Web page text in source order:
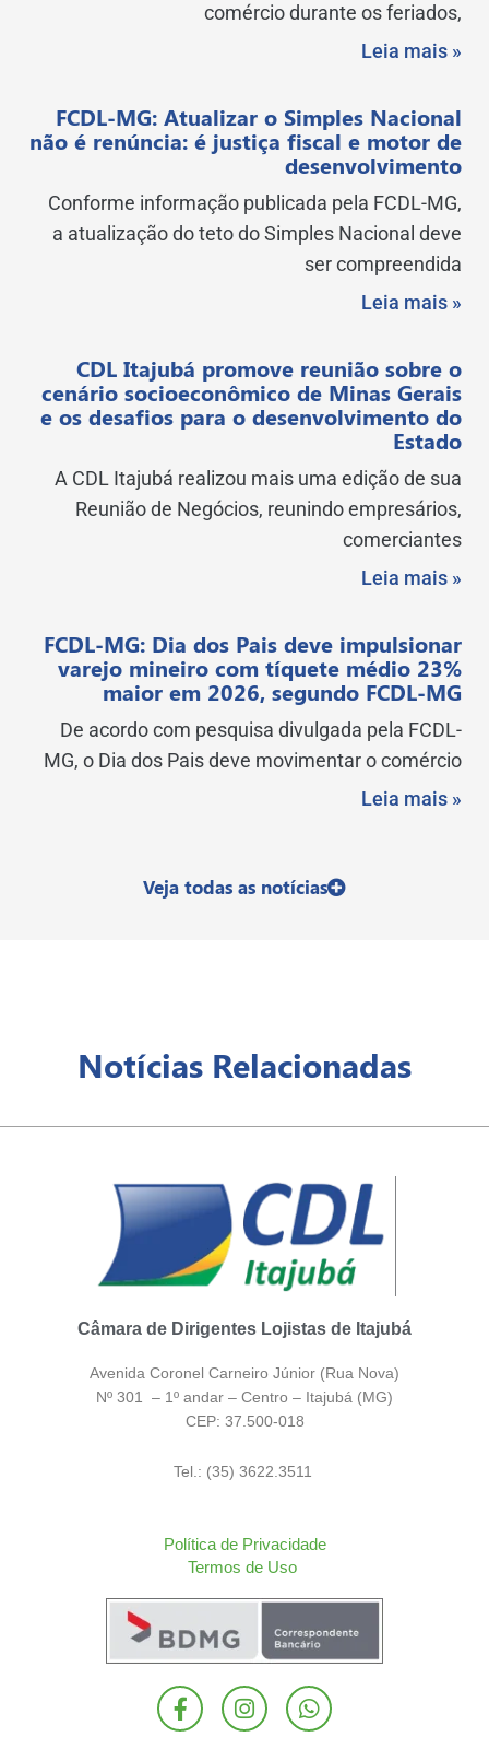
comércio durante os feriados,
Leia mais »
FCDL-MG: Atualizar o Simples Nacional
não é renúncia: é justiça fiscal e motor de
desenvolvimento
Conforme informação publicada pela FCDL-MG,
a atualização do teto do Simples Nacional deve
ser compreendida
Leia mais »
CDL Itajubá promove reunião sobre o
cenário socioeconômico de Minas Gerais
e os desafios para o desenvolvimento do
Estado
A CDL Itajubá realizou mais uma edição de sua
Reunião de Negócios, reunindo empresários,
comerciantes
Leia mais »
FCDL-MG: Dia dos Pais deve impulsionar
varejo mineiro com tíquete médio 23%
maior em 2026, segundo FCDL-MG
De acordo com pesquisa divulgada pela FCDL-
MG, o Dia dos Pais deve movimentar o comércio
Leia mais »
Veja todas as notícias
Notícias Relacionadas
Câmara de Dirigentes Lojistas de Itajubá
Avenida Coronel Carneiro Júnior (Rua Nova)
Nº 301 – 1º andar – Centro – Itajubá (MG)
CEP: 37.500-018
Tel.: (35) 3622.3511
Política de Privacidade
Termos de Uso
F
a
I
n
W
h